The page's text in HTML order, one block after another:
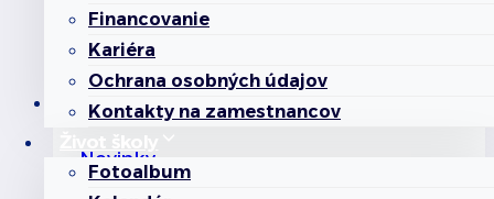
Financovanie
Kariéra
Ochrana osobných údajov
Kontakty na zamestnancov
Fotoalbum
Novinky